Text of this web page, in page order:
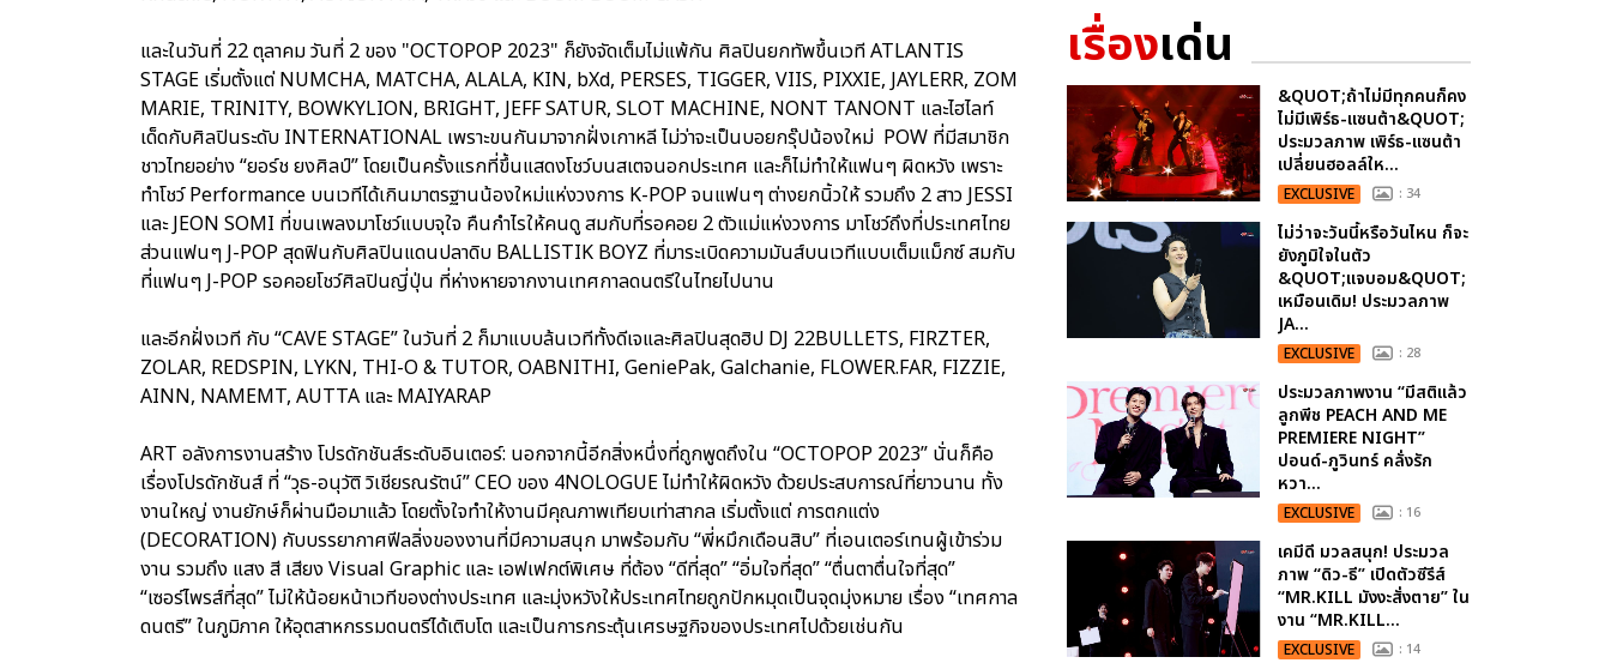
และในวันที่ 22 ตุลาคม วันที่ 2 ของ "OCTOPOP 2023" ก็ยังจัดเต็มไม่แพ้กัน ศิลปินยกทัพขึ้นเวที ATLANTIS
STAGE เริ่มตั้งแต่ NUMCHA, MATCHA, ALALA, KIN, bXd, PERSES, TIGGER, VIIS, PIXXIE, JAYLERR, ZOM
MARIE, TRINITY, BOWKYLION, BRIGHT, JEFF SATUR, SLOT MACHINE, NONT TANONT และไฮไลท์
เด็ดกับศิลปินระดับ INTERNATIONAL เพราะขนกันมาจากฝั่งเกาหลี ไม่ว่าจะเป็นบอยกรุ๊ปน้องใหม่ POW ที่มีสมาชิก
ชาวไทยอย่าง “ยอร์ช ยงศิลป์” โดยเป็นครั้งแรกที่ขึ้นแสดงโชว์บนสเตจนอกประเทศ และก็ไม่ทำให้แฟนๆ ผิดหวัง เพราะ
ทำโชว์ Performance บนเวทีได้เกินมาตรฐานน้องใหม่แห่งวงการ K-POP จนแฟนๆ ต่างยกนิ้วให้ รวมถึง 2 สาว JESSI
และ JEON SOMI ที่ขนเพลงมาโชว์แบบจุใจ คืนกำไรให้คนดู สมกับที่รอคอย 2 ตัวแม่แห่งวงการ มาโชว์ถึงที่ประเทศไทย
ส่วนแฟนๆ J-POP สุดฟินกับศิลปินแดนปลาดิบ BALLISTIK BOYZ ที่มาระเบิดความมันส์บนเวทีแบบเต็มแม็กซ์ สมกับ
ที่แฟนๆ J-POP รอคอยโชว์ศิลปินญี่ปุ่น ที่ห่างหายจากงานเทศกาลดนตรีในไทยไปนาน
และอีกฝั่งเวที กับ “CAVE STAGE” ในวันที่ 2 ก็มาแบบล้นเวทีทั้งดีเจและศิลปินสุดฮิป DJ 22BULLETS, FIRZTER,
ZOLAR, REDSPIN, LYKN, THI-O & TUTOR, OABNITHI, GeniePak, Galchanie, FLOWER.FAR, FIZZIE,
AINN, NAMEMT, AUTTA และ MAIYARAP
ART อลังการงานสร้าง โปรดักชันส์ระดับอินเตอร์: นอกจากนี้อีกสิ่งหนึ่งที่ถูกพูดถึงใน “OCTOPOP 2023” นั่นก็คือ
เรื่องโปรดักชันส์ ที่ “วุธ-อนุวัติ วิเชียรณรัตน์” CEO ของ 4NOLOGUE ไม่ทำให้ผิดหวัง ด้วยประสบการณ์ที่ยาวนาน ทั้ง
งานใหญ่ งานยักษ์ก็ผ่านมือมาแล้ว โดยตั้งใจทำให้งานมีคุณภาพเทียบเท่าสากล เริ่มตั้งแต่ การตกแต่ง
(DECORATION) กับบรรยากาศฟีลลิ่งของงานที่มีความสนุก มาพร้อมกับ “พี่หมึกเดือนสิบ” ที่เอนเตอร์เทนผู้เข้าร่วม
งาน รวมถึง แสง สี เสียง Visual Graphic และ เอฟเฟกต์พิเศษ ที่ต้อง “ดีที่สุด” “อิ่มใจที่สุด” “ตื่นตาตื่นใจที่สุด”
“เซอร์ไพรส์ที่สุด” ไม่ให้น้อยหน้าเวทีของต่างประเทศ และมุ่งหวังให้ประเทศไทยถูกปักหมุดเป็นจุดมุ่งหมาย เรื่อง “เทศกาล
ดนตรี” ในภูมิภาค ให้อุตสาหกรรมดนตรีได้เติบโต และเป็นการกระตุ้นเศรษฐกิจของประเทศไปด้วยเช่นกัน
เรื่องเด่น
&QUOT;ถ้าไม่มีทุกคนก็คง
ไม่มีเพิร์ธ-แซนต้า&QUOT;
ประมวลภาพ เพิร์ธ-แซนต้า
เปลี่ยนฮอลล์ให...
EXCLUSIVE : 34
ไม่ว่าจะวันนี้หรือวันไหน ก็จะ
ยังภูมิใจในตัว
&QUOT;แจบอม&QUOT;
เหมือนเดิม! ประมวลภาพ
JA...
EXCLUSIVE : 28
ประมวลภาพงาน “มีสติแล้ว
ลูกพีช PEACH AND ME
PREMIERE NIGHT”
ปอนด์-ภูวินทร์ คลั่งรัก
หวา...
EXCLUSIVE : 16
เคมีดี มวลสนุก! ประมวล
ภาพ “ดิว-ธี” เปิดตัวซีรีส์
“MR.KILL มังงะสั่งตาย” ใน
งาน “MR.KILL...
EXCLUSIVE : 14